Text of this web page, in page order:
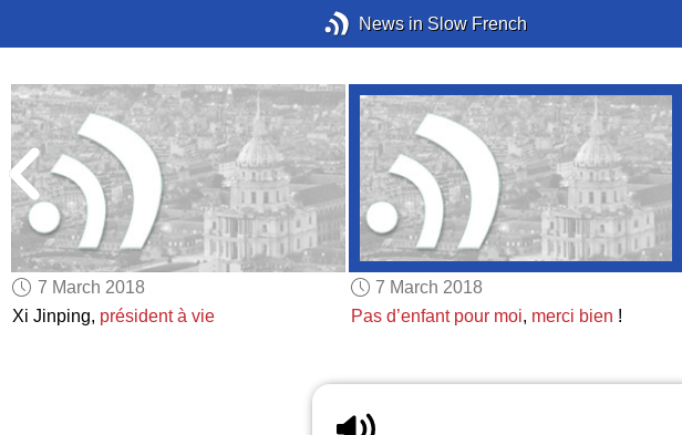
News in Slow French
7 March 2018
Xi Jinping, président à vie
7 March 2018
Pas d’enfant pour moi, merci bien !